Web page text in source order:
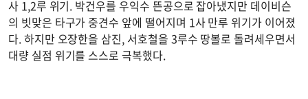
사 1,2루 위기. 박건우를 우익수 뜬공으로 잡아냈지만 데이비슨
의 빗맞은 타구가 중견수 앞에 떨어지며 1사 만루 위기가 이어졌
다. 하지만 오장한을 삼진, 서호철을 3루수 땅볼로 돌려세우면서
대량 실점 위기를 스스로 극복했다.